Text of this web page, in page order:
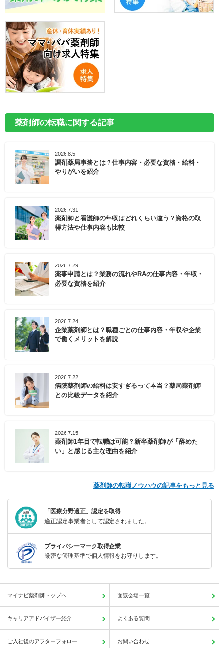
薬剤師の転職に関する記事
2026.8.5
調剤薬局事務とは？仕事内容・必要な資格・給料・
やりがいを紹介
2026.7.31
薬剤師と看護師の年収はどれくらい違う？資格の取
得方法や仕事内容も比較
2026.7.29
薬事申請とは？業務の流れやRAの仕事内容・年収・
必要な資格を紹介
2026.7.24
企業薬剤師とは？職種ごとの仕事内容・年収や企業
で働くメリットを解説
2026.7.22
病院薬剤師の給料は安すぎるって本当？薬局薬剤師
との比較データを紹介
2026.7.15
薬剤師1年目で転職は可能？新卒薬剤師が「辞めた
い」と感じる主な理由を紹介
薬剤師の転職ノウハウの記事をもっと見る
「医療分野適正」認定を取得
適正認定事業者として認定されました。
プライバシーマーク取得企業
厳密な管理基準で個人情報をお守りします。
マイナビ薬剤師トップへ 面談会場一覧
キャリアアドバイザー紹介 よくある質問
ご入社後のアフターフォロー お問い合わせ